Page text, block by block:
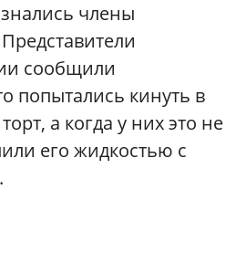
члены
сообщили
попытались кинуть в
а когда у них это не
его жидкостью с